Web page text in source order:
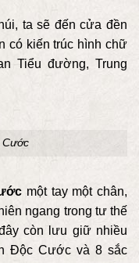
ta sẽ đến cửa đền
có kiến trúc hình chữ
Tiểu đường, Trung
Cước
một tay một chân,
ngang trong tư thế
còn lưu giữ nhiều
Độc Cước và 8 sắc